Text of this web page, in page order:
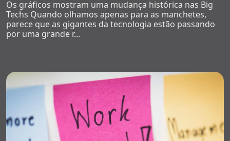
Os gráficos mostram uma mudança histórica nas Big
Techs Quando olhamos apenas para as manchetes,
parece que as gigantes da tecnologia estão passando
por uma grande r...